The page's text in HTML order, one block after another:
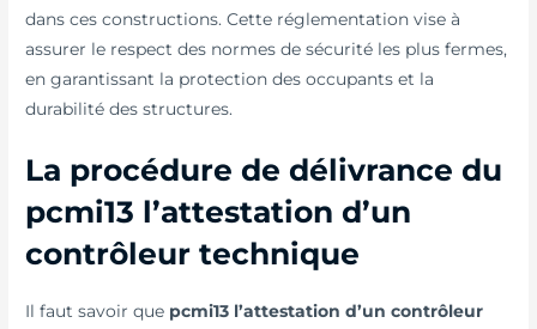
dans ces constructions. Cette réglementation vise à
assurer le respect des normes de sécurité les plus fermes,
en garantissant la protection des occupants et la
durabilité des structures.
La procédure de délivrance du
pcmi13 l’attestation d’un
contrôleur technique
Il faut savoir que pcmi13 l’attestation d’un contrôleur